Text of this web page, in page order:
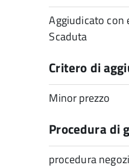
Aggiudicato con
Scaduta
Critero di
Minor prezzo
Procedura di
procedura